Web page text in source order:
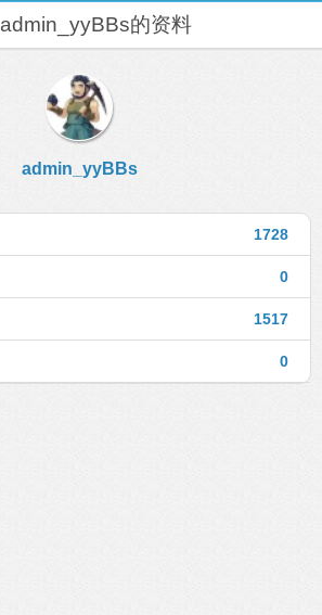
admin_yyBBs的资料
admin_yyBBs
1728
0
1517
0